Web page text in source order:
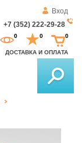
Вход
+7 (352) 222-29-28
ДОСТАВКА И ОПЛАТА
0 0 0